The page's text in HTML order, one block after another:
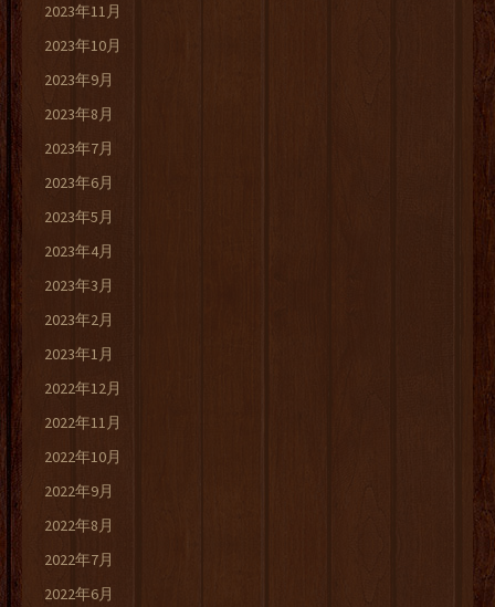
2023年11月
2023年10月
2023年9月
2023年8月
2023年7月
2023年6月
2023年5月
2023年4月
2023年3月
2023年2月
2023年1月
2022年12月
2022年11月
2022年10月
2022年9月
2022年8月
2022年7月
2022年6月